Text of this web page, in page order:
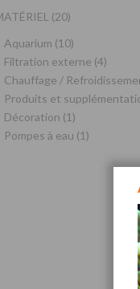
(20)
Aquarium (10)
Filtration externe (4)
Chauffage /
Produits et
Décoration (1)
Pompes à eau (1)